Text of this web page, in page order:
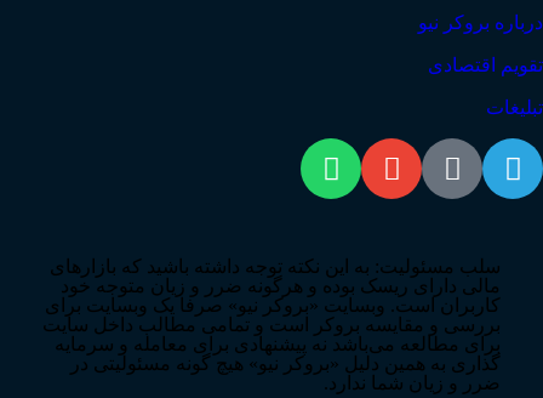
درباره بروکر نیو
تقویم اقتصادی
تبلیغات
سلب مسئولیت: به این نکته توجه داشته باشید که بازارهای
مالی دارای ریسک بوده و هرگونه ضرر و زیان متوجه خود
کاربران است. وبسایت «بروکر نیو» صرفا یک وبسایت برای
بررسی و مقایسه بروکر است و تمامی مطالب داخل سایت
برای مطالعه می‌باشد نه پیشنهادی برای معامله و سرمایه
گذاری به همین دلیل «بروکر نیو» هیچ گونه مسئولیتی در
ضرر و زیان شما ندارد.